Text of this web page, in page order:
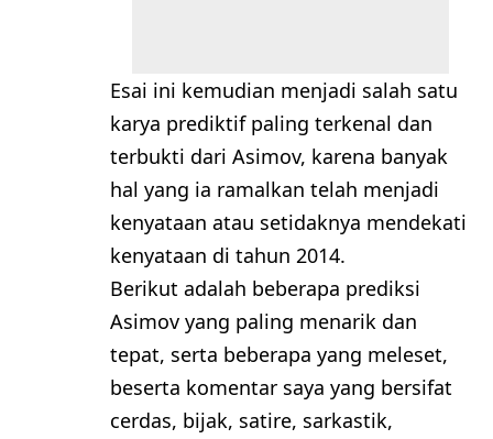
Esai ini kemudian menjadi salah satu
karya prediktif paling terkenal dan
terbukti dari Asimov, karena banyak
hal yang ia ramalkan telah menjadi
kenyataan atau setidaknya mendekati
kenyataan di tahun 2014.
Berikut adalah beberapa prediksi
Asimov yang paling menarik dan
tepat, serta beberapa yang meleset,
beserta komentar saya yang bersifat
cerdas, bijak, satire, sarkastik,